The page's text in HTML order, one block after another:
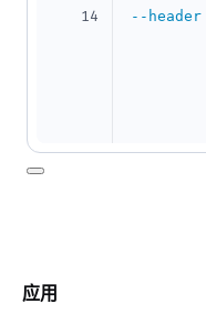
14
--header
应用